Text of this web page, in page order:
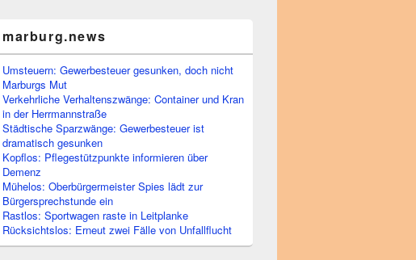
marburg.news
Umsteuern: Gewerbesteuer gesunken, doch nicht
Marburgs Mut
Verkehrliche Verhaltenszwänge: Container und Kran
in der Herrmannstraße
Städtische Sparzwänge: Gewerbesteuer ist
dramatisch gesunken
Kopflos: Pflegestützpunkte informieren über
Demenz
Mühelos: Oberbürgermeister Spies lädt zur
Bürgersprechstunde ein
Rastlos: Sportwagen raste in Leitplanke
Rücksichtslos: Erneut zwei Fälle von Unfallflucht